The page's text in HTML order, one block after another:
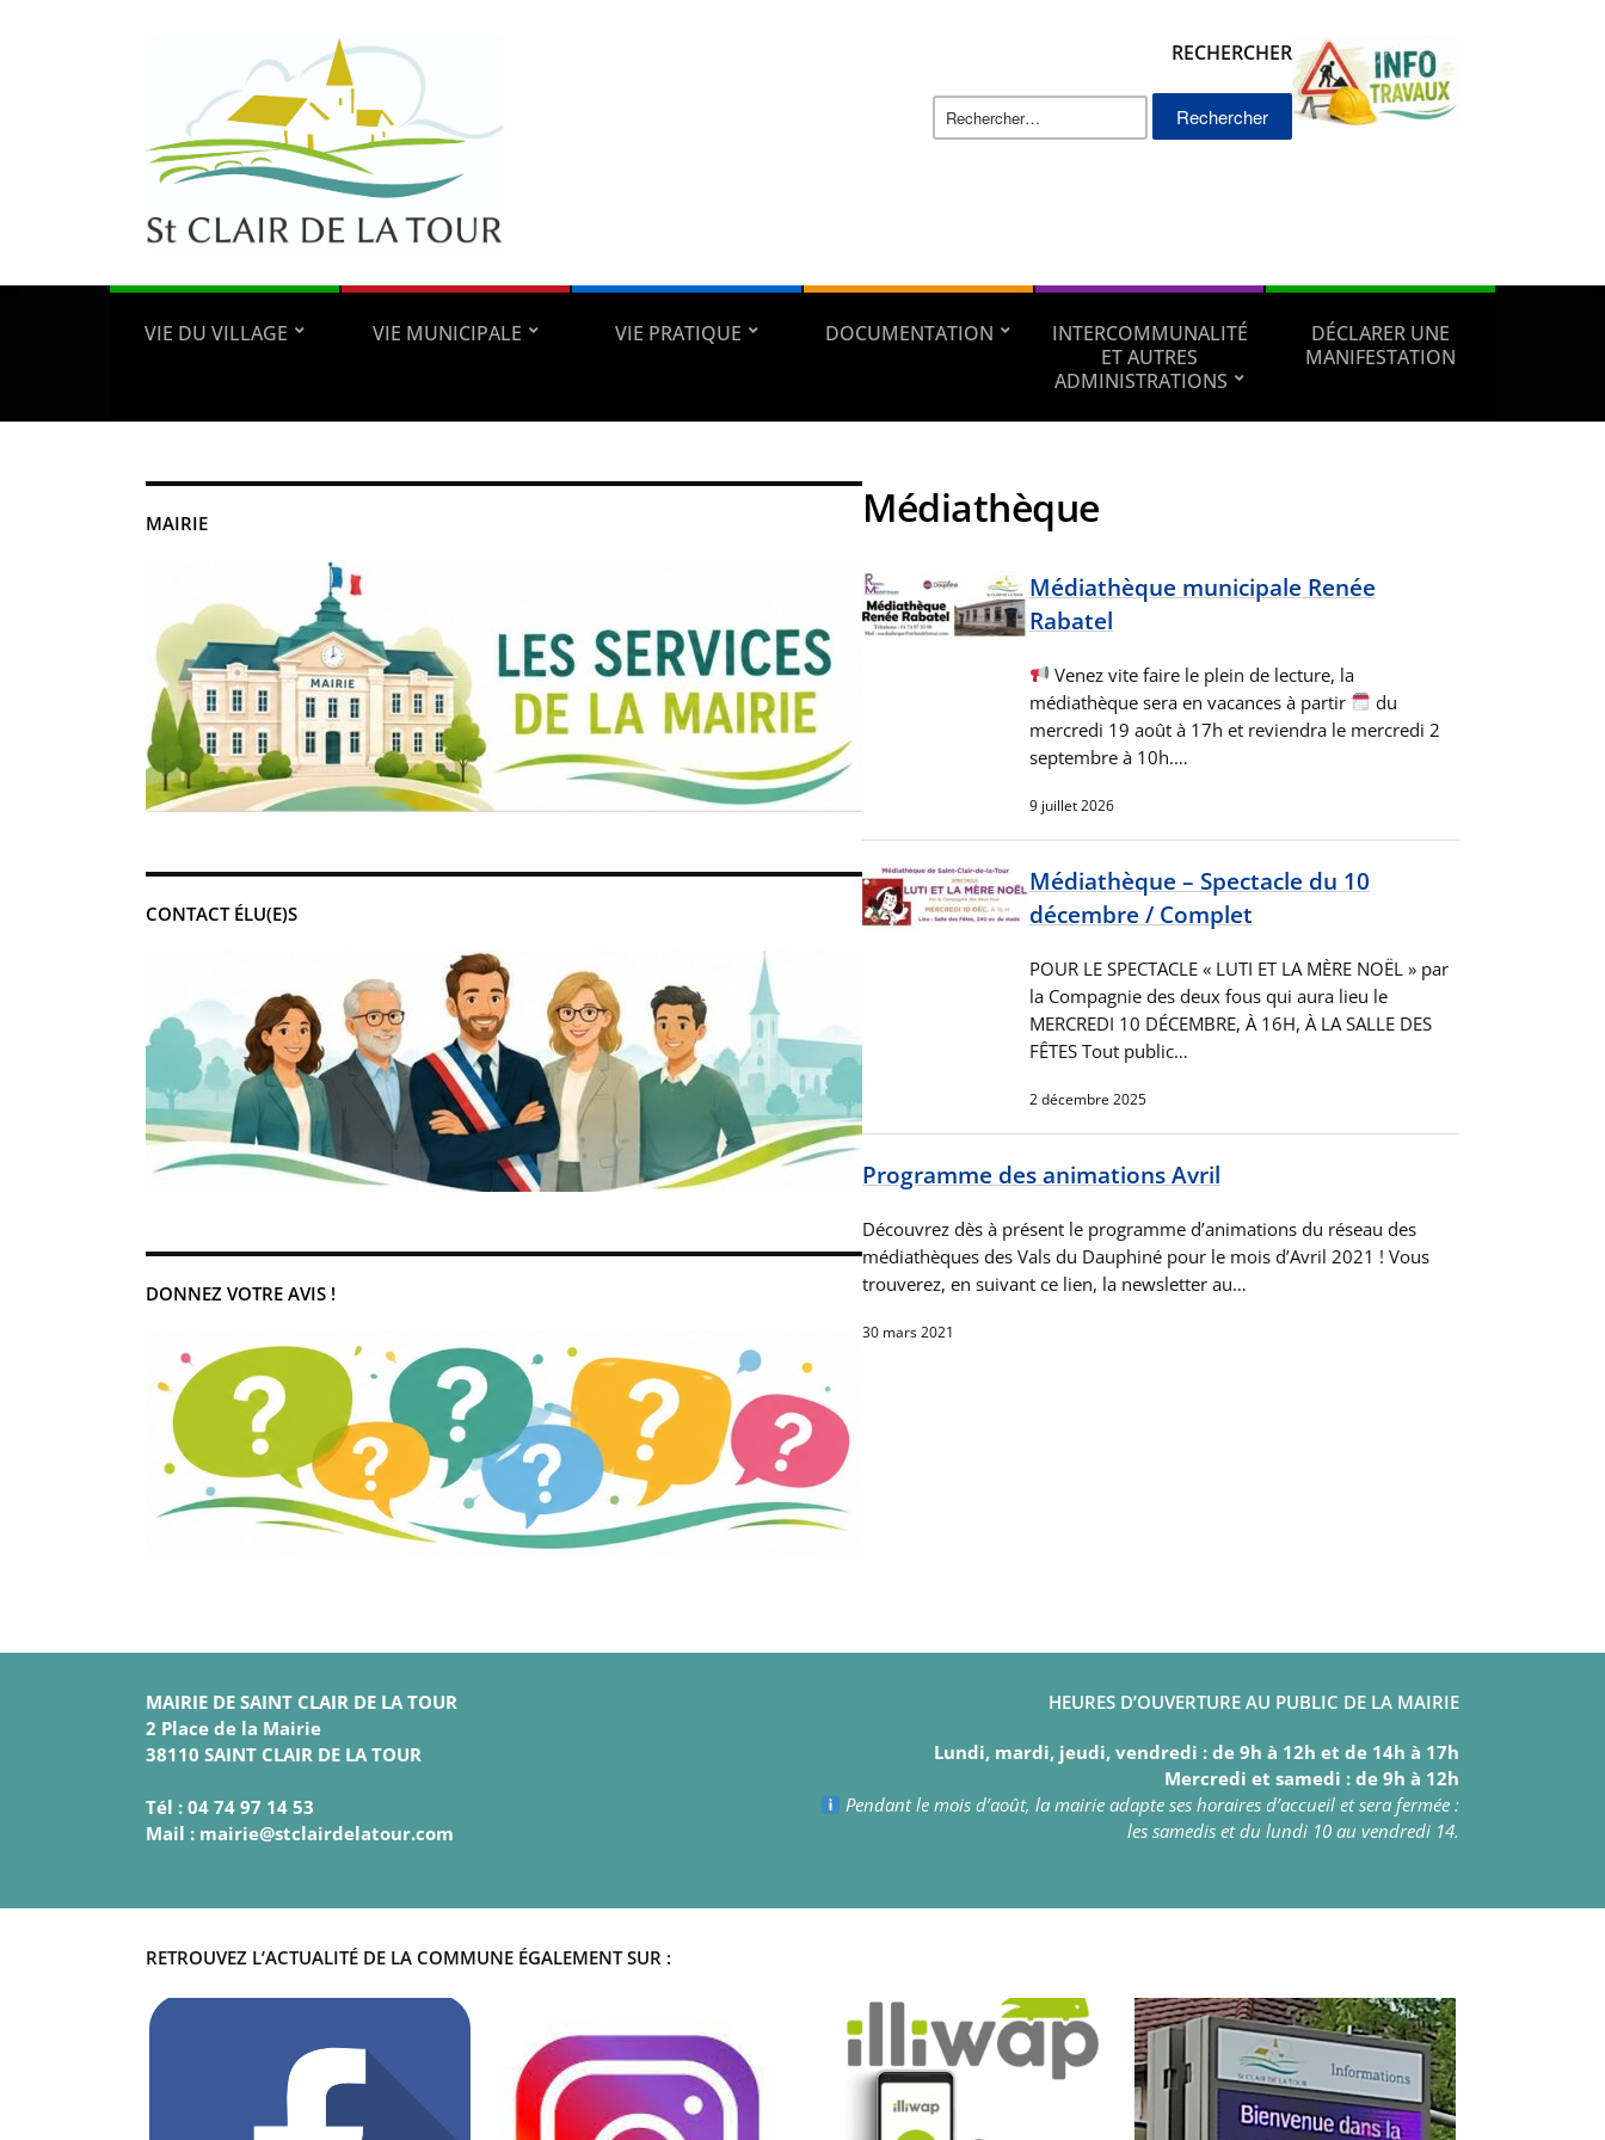
RECHERCHER
Rechercher :
VIE DU VILLAGE VIE MUNICIPALE VIE PRATIQUE DOCUMENTATION
INTERCOMMUNALITÉ
ET AUTRES
ADMINISTRATIONS
DÉCLARER UNE
MANIFESTATION
MAIRIE
CONTACT ÉLU(E)S
DONNEZ VOTRE AVIS !
Médiathèque
Médiathèque municipale Renée
Rabatel
Venez vite faire le plein de lecture, la
médiathèque sera en vacances à partir
du
mercredi 19 août à 17h et reviendra le mercredi 2
septembre à 10h.…
9 juillet 2026
Médiathèque – Spectacle du 10
décembre / Complet
POUR LE SPECTACLE « LUTI ET LA MÈRE NOËL » par
la Compagnie des deux fous qui aura lieu le
MERCREDI 10 DÉCEMBRE, À 16H, À LA SALLE DES
FÊTES Tout public…
2 décembre 2025
Programme des animations Avril
Découvrez dès à présent le programme d’animations du réseau des
médiathèques des Vals du Dauphiné pour le mois d’Avril 2021 ! Vous
trouverez, en suivant ce lien, la newsletter au…
30 mars 2021
MAIRIE DE SAINT CLAIR DE LA TOUR
2 Place de la Mairie
38110 SAINT CLAIR DE LA TOUR
Tél : 04 74 97 14 53
Mail : mairie@stclairdelatour.com
HEURES D’OUVERTURE AU PUBLIC DE LA MAIRIE
Lundi, mardi, jeudi, vendredi : de 9h à 12h et de 14h à 17h
Mercredi et samedi : de 9h à 12h
Pendant le mois d’août, la mairie adapte ses horaires d’accueil et sera fermée :
les samedis et du lundi 10 au vendredi 14.
RETROUVEZ L’ACTUALITÉ DE LA COMMUNE ÉGALEMENT SUR :